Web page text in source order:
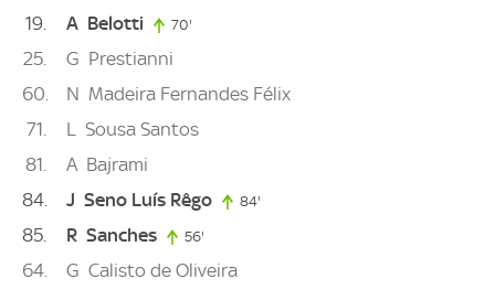
19 A Belotti 70'
25 G Prestianni
60
N Madeira Fernandes Félix
71
L
Sousa Santos
81
A Bajrami
84
J Seno Luís Rêgo 84'
85 R Sanches 56'
64 G Calisto de Oliveira